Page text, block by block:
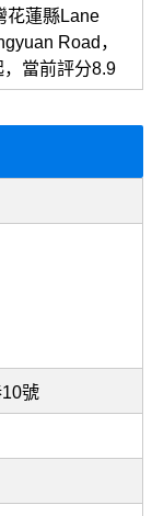
花蓮縣Lane
Road，
當前評分8.9
號